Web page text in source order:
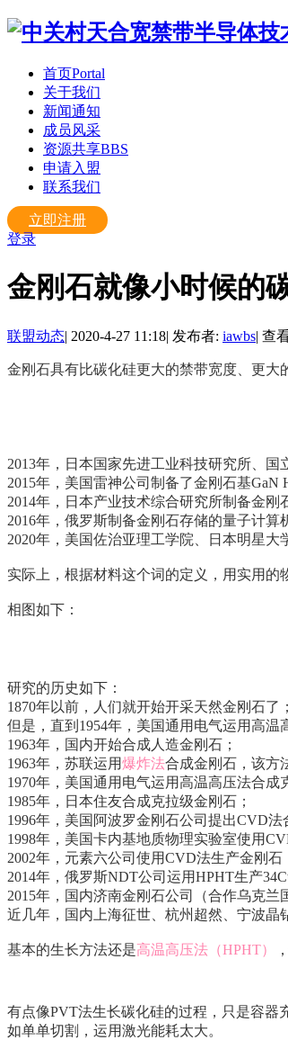
首页Portal
关于我们
新闻通知
成员风采
资源共享BBS
申请入盟
联系我们
立即注册
登录
金刚石就像小时候的
联盟动态| 2020-4-27 11:18| 发布者: iawbs| 查
金刚石具有比碳化硅更大的禁带宽度、更大
2013年，日本国家先进工业科技研究所、
2015年，美国雷神公司制备了金刚石基GaN
2014年，日本产业技术综合研究所制备金刚
2016年，俄罗斯制备金刚石存储的量子计算
2020年，美国佐治亚理工学院、日本明星大
实际上，根据材料这个词的定义，用实用的
相图如下：
研究的历史如下：
1870年以前，人们就开始开采天然金刚石了；
但是，直到1954年，美国通用电气运用高温
1963年，国内开始合成人造金刚石；
1963年，苏联运用爆炸法合成金刚石，该方
1970年，美国通用电气运用高温高压法合成
1985年，日本住友合成克拉级金刚石；
1996年，美国阿波罗金刚石公司提出CVD法
1998年，美国卡内基地质物理实验室使用
2002年，元素六公司使用CVD法生产金刚石
2014年，俄罗斯NDT公司运用HPHT生产
2015年，国内济南金刚石公司（合作乌克兰
近几年，国内上海征世、杭州超然、宁波晶
基本的生长方法还是高温高压法（HPHT）
有点像PVT法生长碳化硅的过程，只是容器
如单单切割，运用激光能耗太大。